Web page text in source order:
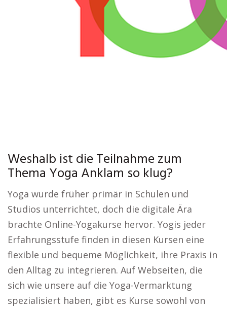
Weshalb ist die Teilnahme zum
Thema Yoga Anklam so klug?
Yoga wurde früher primär in Schulen und
Studios unterrichtet, doch die digitale Ära
brachte Online-Yogakurse hervor. Yogis jeder
Erfahrungsstufe finden in diesen Kursen eine
flexible und bequeme Möglichkeit, ihre Praxis in
den Alltag zu integrieren. Auf Webseiten, die
sich wie unsere auf die Yoga-Vermarktung
spezialisiert haben, gibt es Kurse sowohl von